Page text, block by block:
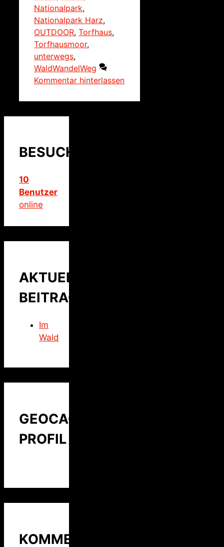
Nationalpark,
Nationalpark Harz,
OUTDOOR, Torfhaus,
Torfhausmoor,
unterwegs,
WaldWandelWeg
Kommentar hinterlassen
BESUCHER
10
Benutzer
online
AKTUELLER
BEITRAG
Im
Wald
GEOCACHING
PROFIL
KOMMENTARE